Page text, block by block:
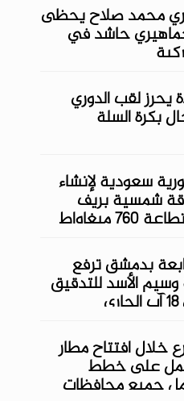
محمد صلاح يحظى
حاشد في
يحرز لقب الدوري
بكرة السلة
سعودية لإنشاء
شمسية ‏بريف
ميغاواط
بدمشق ترفع
الأسد للتدقيق
خلال افتتاح مطار
على خطط
جميع محافظات